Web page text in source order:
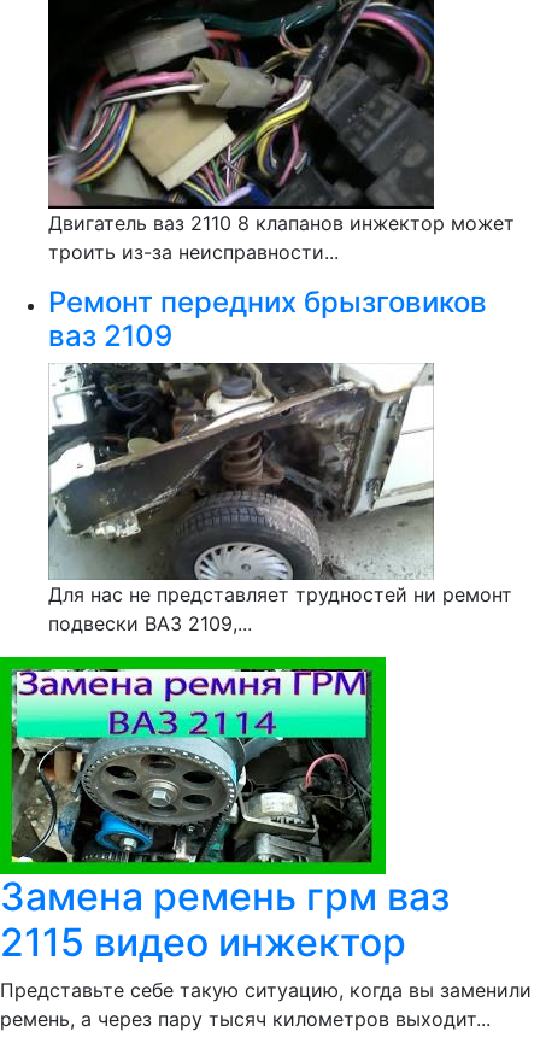
Двигатель ваз 2110 8 клапанов инжектор может
троить из-за неисправности...
Ремонт передних брызговиков
ваз 2109
Для нас не представляет трудностей ни ремонт
подвески ВАЗ 2109,...
Замена ремень грм ваз
2115 видео инжектор
Представьте себе такую ситуацию, когда вы заменили
ремень, а через пару тысяч километров выходит...